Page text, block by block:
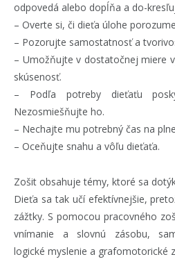
odpovedá alebo dopĺňa a do-
– Overte si, či dieťa úlohe
– Pozorujte samostatnosť a
– Umožňujte v dostatočnej miere
skúsenosť.
– Podľa potreby dieťaťu
Nezosmiešňujte ho.
– Nechajte mu potrebný čas na
– Oceňujte snahu a vôľu dieťaťa.
Zošit obsahuje témy, ktoré sa
Dieťa sa tak učí efektívnejšie,
zážtky. S pomocou pracovného
vnímanie a slovnú zásobu,
logické myslenie a grafomotorické